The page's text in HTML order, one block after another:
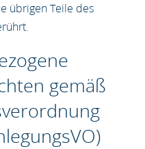
übrigen Teile des
gemäß